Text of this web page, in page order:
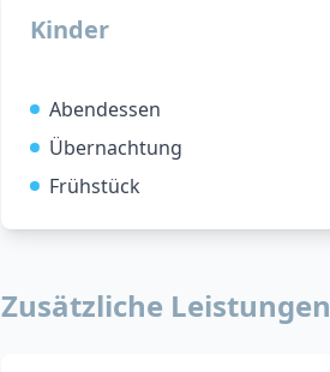
Kinder
Abendessen
Übernachtung
Frühstück
Zusätzliche Leistungen